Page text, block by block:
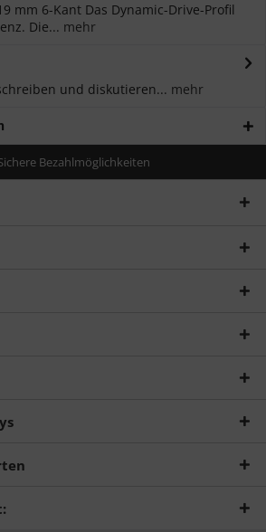
mm 6-Kant Das Dynamic-Drive-Profil
Die... mehr
und diskutieren... mehr
Bezahlmöglichkeiten